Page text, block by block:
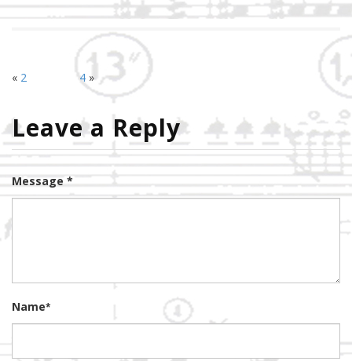
« 2 4»
Leave a Reply
Message *
Name*